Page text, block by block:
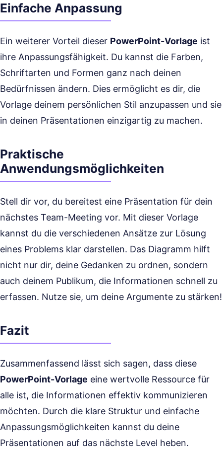
Einfache Anpassung
Ein weiterer Vorteil dieser PowerPoint-Vorlage ist
ihre Anpassungsfähigkeit. Du kannst die Farben,
Schriftarten und Formen ganz nach deinen
Bedürfnissen ändern. Dies ermöglicht es dir, die
Vorlage deinem persönlichen Stil anzupassen und sie
in deinen Präsentationen einzigartig zu machen.
Praktische
Anwendungsmöglichkeiten
Stell dir vor, du bereitest eine Präsentation für dein
nächstes Team-Meeting vor. Mit dieser Vorlage
kannst du die verschiedenen Ansätze zur Lösung
eines Problems klar darstellen. Das Diagramm hilft
nicht nur dir, deine Gedanken zu ordnen, sondern
auch deinem Publikum, die Informationen schnell zu
erfassen. Nutze sie, um deine Argumente zu stärken!
Fazit
Zusammenfassend lässt sich sagen, dass diese
PowerPoint-Vorlage eine wertvolle Ressource für
alle ist, die Informationen effektiv kommunizieren
möchten. Durch die klare Struktur und einfache
Anpassungsmöglichkeiten kannst du deine
Präsentationen auf das nächste Level heben.